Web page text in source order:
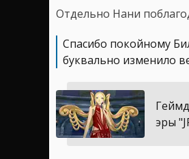
Отдельно Нани
Спасибо покойному
буквально изменило
эры